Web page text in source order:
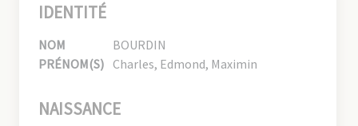
IDENTITÉ
NOM
BOURDIN
PRÉNOM(S) Charles, Edmond, Maximin
NAISSANCE